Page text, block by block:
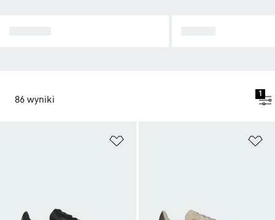
86 wyniki
1